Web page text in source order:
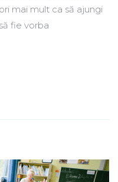
mai mult ca să ajungi
fie vorba